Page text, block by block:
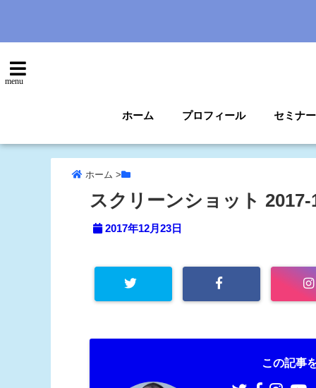
menu
ホーム プロフィール セミナ
ホーム >
スクリーンショット 2017-
2017年12月23日
この記事